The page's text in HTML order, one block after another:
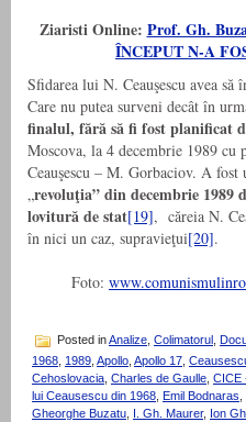
Ziaristi Online: Prof. Gh.
ÎNCEPUT N-A
Sfidarea lui N. Ceauşescu avea
Care nu putea surveni decât în
finalul, fără să fi fost planificat
Moscova, la 4 decembrie 1989
Ceauşescu – M. Gorbaciov. A fost
„revoluţia” din decembrie
lovitură de stat[19], căreia N.
în nici un caz, supravieţui[20].
Foto:
Posted inAnalize Colimatorul
1968, 1989, Apollo, Apollo 17,
Cehoslovacia, Charles de Gaulle, CICE
lui Ceausescu din 1968, Emil Bodnaras,
Gheorghe Buzatu, I. Gh. Maurer, Ion